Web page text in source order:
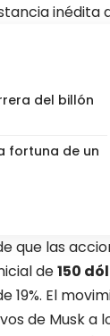
inédita
del billón
fortuna de un
que las
de150
19%. El
de Musk a